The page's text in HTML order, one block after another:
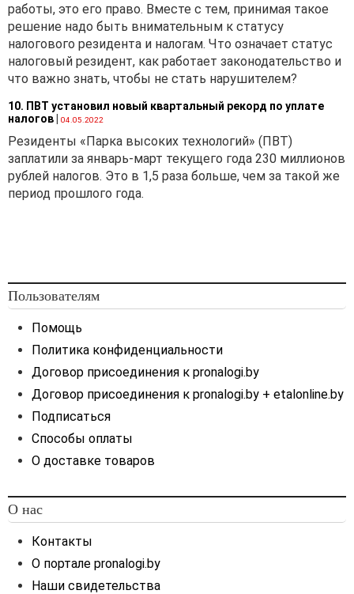
работы, это его право. Вместе с тем, принимая такое
решение надо быть внимательным к статусу
налогового резидента и налогам. Что означает статус
налоговый резидент, как работает законодательство и
что важно знать, чтобы не стать нарушителем?
10. ПВТ установил новый квартальный рекорд по уплате
налогов| 04.05.2022
Резиденты «Парка высоких технологий» (ПВТ)
заплатили за январь-март текущего года 230 миллионов
рублей налогов. Это в 1,5 раза больше, чем за такой же
период прошлого года.
Пользователям
Помощь
Политика конфиденциальности
Договор присоединения к pronalogi.by
Договор присоединения к pronalogi.by + etalonline.by
Подписаться
Способы оплаты
О доставке товаров
О нас
Контакты
О портале pronalogi.by
Наши свидетельства